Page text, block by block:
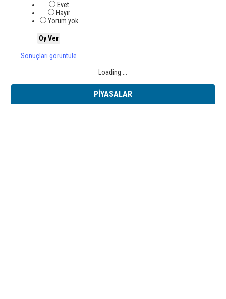
Evet
Hayır
Yorum yok
Sonuçları görüntüle
Loading ...
PİYASALAR